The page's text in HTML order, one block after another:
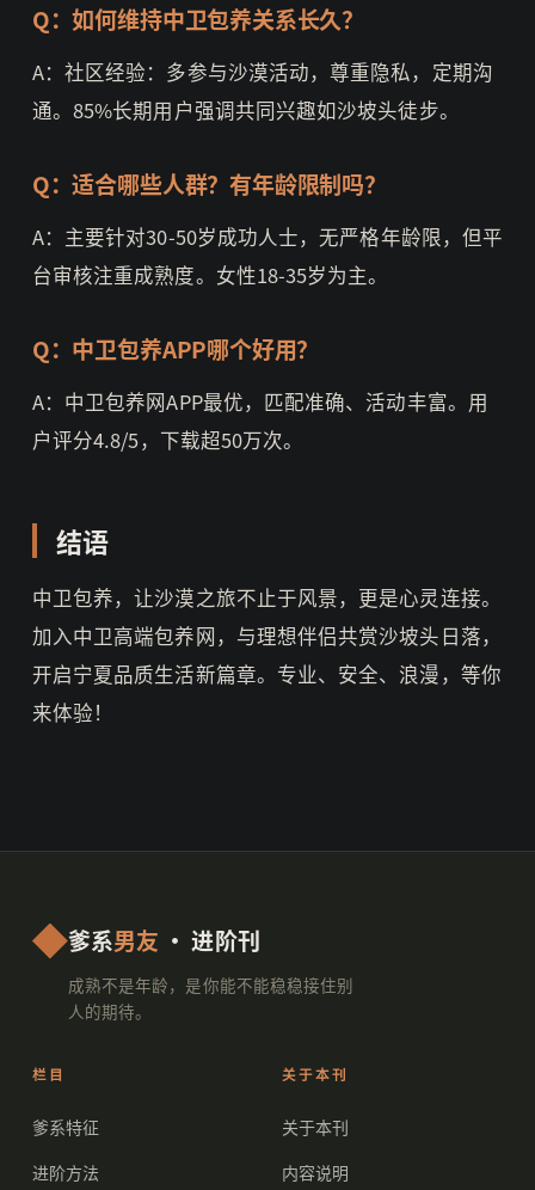
Q：如何维持中卫包养关系长久？
A：社区经验：多参与沙漠活动，尊重隐私，定期沟
通。85%长期用户强调共同兴趣如沙坡头徒步。
Q：适合哪些人群？有年龄限制吗？
A：主要针对30-50岁成功人士，无严格年龄限，但平
台审核注重成熟度。女性18-35岁为主。
Q：中卫包养APP哪个好用？
A：中卫包养网APP最优，匹配准确、活动丰富。用
户评分4.8/5，下载超50万次。
结语
中卫包养，让沙漠之旅不止于风景，更是心灵连接。
加入中卫高端包养网，与理想伴侣共赏沙坡头日落，
开启宁夏品质生活新篇章。专业、安全、浪漫，等你
来体验！
爹系男友 · 进阶刊
成熟不是年龄，是你能不能稳稳接住别
人的期待。
栏目
爹系特征
进阶方法
关于本刊
关于本刊
内容说明